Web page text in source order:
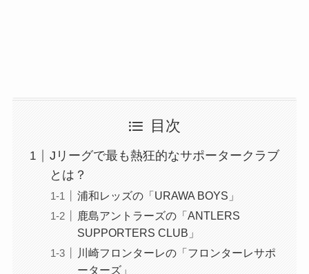
目次
Jリーグで最も熱狂的なサポータークラブ
とは？
浦和レッズの「URAWA BOYS」
鹿島アントラーズの「ANTLERS
SUPPORTERS CLUB」
川崎フロンターレの「フロンターレサポ
ーターズ」